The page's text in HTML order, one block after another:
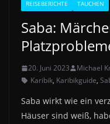
REISEBERICHTE TAUCHEN
Saba:
20. Juni 2023 Michael
Karibik, Karibikguide,
Saba wirkt wie ein
Häuser sind weiß,